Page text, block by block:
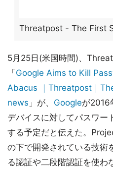
Threatpost - The First
5月25日(米国時間)、
「 Google Aims to Kill
Abacus ｜Threatpost｜
news 」が、 Googleが2016
デバイスに対してパスワー
する予定だと伝えた。
の下で開発されている技術
る認証や二段階認証を使わ